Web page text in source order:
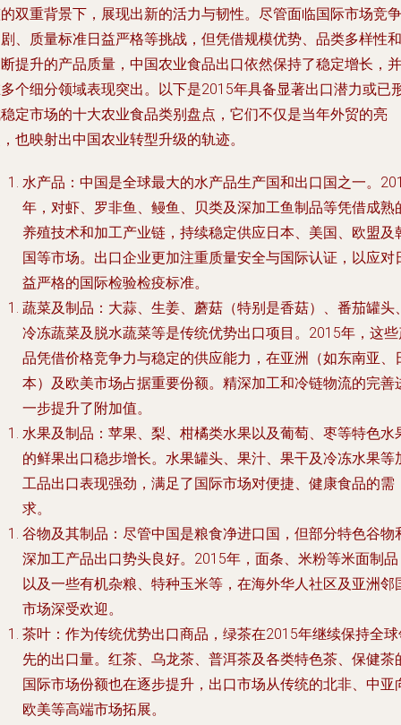
双重背景下，展现出新的活力与韧性。尽管面临国际市场竞争
、质量标准日益严格等挑战，但凭借规模优势、品类多样性和
提升的产品质量，中国农业食品出口依然保持了稳定增长，并
个细分领域表现突出。以下是2015年具备显著出口潜力或已
定市场的十大农业食品类别盘点，它们不仅是当年外贸的亮
也映射出中国农业转型升级的轨迹。
水产品 ：中国是全球最大的水产品生产国和出口国之一。
年，对虾、罗非鱼、鳗鱼、贝类及深加工鱼制品等凭借成熟
养殖技术和加工产业链，持续稳定供应日本、美国、欧盟及
国等市场。出口企业更加注重质量安全与国际认证，以应对
益严格的国际检验检疫标准。
蔬菜及制品 ：大蒜、生姜、蘑菇（特别是香菇）、番茄罐头
冷冻蔬菜及脱水蔬菜等是传统优势出口项目。2015年，这
品凭借价格竞争力与稳定的供应能力，在亚洲（如东南亚、
本）及欧美市场占据重要份额。精深加工和冷链物流的完善
一步提升了附加值。
水果及制品 ：苹果、梨、柑橘类水果以及葡萄、枣等特色水
的鲜果出口稳步增长。水果罐头、果汁、果干及冷冻水果等
工品出口表现强劲，满足了国际市场对便捷、健康食品的需
求。
谷物及其制品 ：尽管中国是粮食净进口国，但部分特色谷物
深加工产品出口势头良好。2015年，面条、米粉等米面制
以及一些有机杂粮、特种玉米等，在海外华人社区及亚洲邻
市场深受欢迎。
茶叶 ：作为传统优势出口商品，绿茶在2015年继续保持全
先的出口量。红茶、乌龙茶、普洱茶及各类特色茶、保健茶
国际市场份额也在逐步提升，出口市场从传统的北非、中亚
欧美等高端市场拓展。